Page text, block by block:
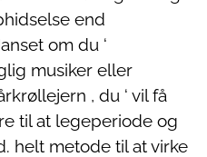
end
om du ‘
musiker eller
, du ‘ vil få
til at legeperiode og
helt metode til at virke